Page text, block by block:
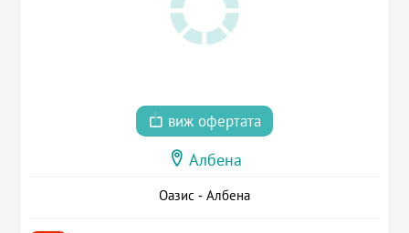
виж офертата
Албена
Оазис - Албена